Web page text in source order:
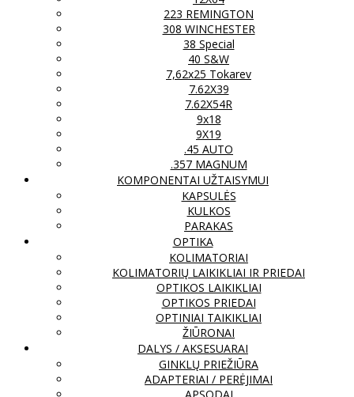
223 REMINGTON
308 WINCHESTER
38 Special
40 S&W
7,62x25 Tokarev
7.62X39
7.62X54R
9x18
9X19
.45 AUTO
.357 MAGNUM
KOMPONENTAI UŽTAISYMUI
KAPSULĖS
KULKOS
PARAKAS
OPTIKA
KOLIMATORIAI
KOLIMATORIŲ LAIKIKLIAI IR PRIEDAI
OPTIKOS LAIKIKLIAI
OPTIKOS PRIEDAI
OPTINIAI TAIKIKLIAI
ŽIŪRONAI
DALYS / AKSESUARAI
GINKLŲ PRIEŽIŪRA
ADAPTERIAI / PERĖJIMAI
APSODAI